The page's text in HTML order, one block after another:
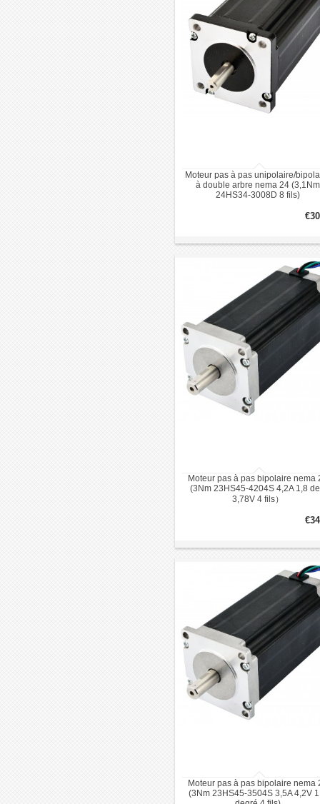
Moteur pas à pas unipolaire/
à double arbre nema 24 (3,1Nm
24HS34-3008D 8 fils)
Moteur pas à pas bipolaire nema
(3Nm 23HS45-4204S 4,2A 1,8
3,78V 4 fils）
Moteur pas à pas bipolaire nema
(3Nm 23HS45-3504S 3,5A 4,2V